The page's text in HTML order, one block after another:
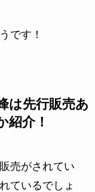
です！
は先行販売あ
紹介！
売がされてい
ているでしょ